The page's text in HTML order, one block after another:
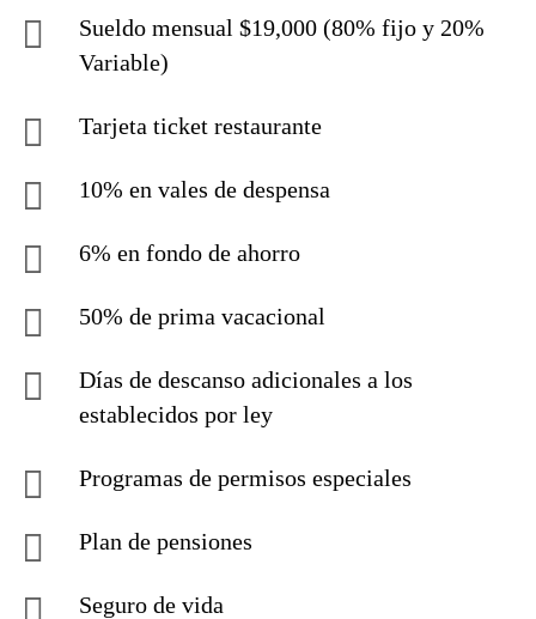
Sueldo mensual $19,000 (80% fijo y 20%
Variable)
Tarjeta ticket restaurante
10% en vales de despensa
6% en fondo de ahorro
50% de prima vacacional
Días de descanso adicionales a los
establecidos por ley
Programas de permisos especiales
Plan de pensiones
Seguro de vida